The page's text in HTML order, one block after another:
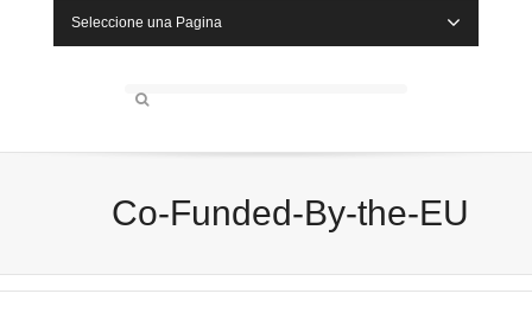
Seleccione una Pagina
Co-Funded-By-the-EU